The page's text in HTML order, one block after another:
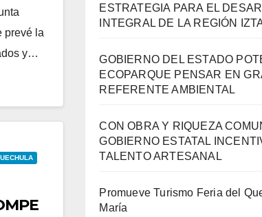
prevé la
y…
ESTRATEGIA PARA EL
INTEGRAL DE LA REGIÓN
GOBIERNO DEL ESTADO
ECOPARQUE PENSAR EN
REFERENTE AMBIENTAL
CON OBRA Y RIQUEZA
GOBIERNO ESTATAL
TALENTO ARTESANAL
Promueve Turismo Feria del
María